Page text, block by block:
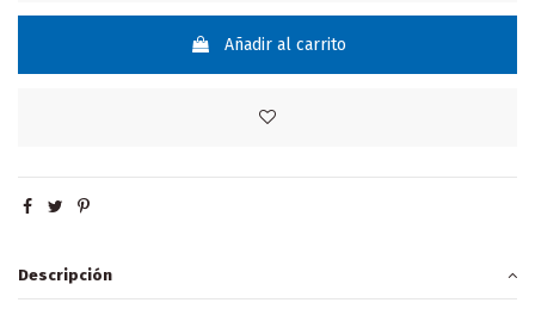
Añadir al carrito
Descripción